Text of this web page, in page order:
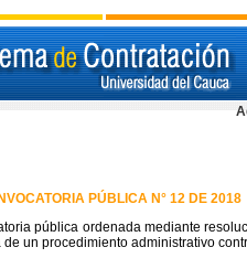
PÚBLICA N° 12 DE 2018
pública ordenada mediante
de un procedimiento administrativo